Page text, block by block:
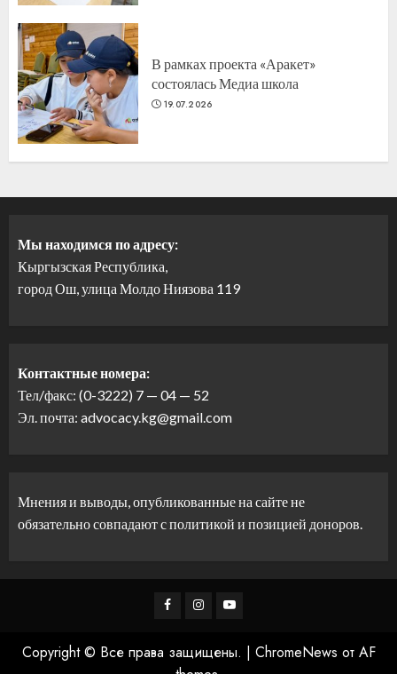
В рамках проекта «Аракет»
состоялась Медиа школа
19.07.2026
Мы находимся по адресу:
Кыргызская Республика,
город Ош, улица Молдо Ниязова 119
Контактные номера:
Тел/факс: (0-3222) 7 — 04 — 52
Эл. почта: advocacy.kg@gmail.com
Мнения и выводы, опубликованные на сайте не
обязательно совпадают с политикой и позицией доноров.
Facebook
Instagram
Youtube
Copyright © Все права защищены. | ChromeNews от AF